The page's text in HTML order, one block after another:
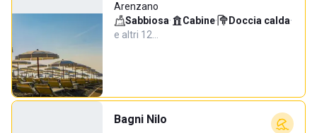
Arenzano
Sabbiosa· Cabine· Doccia calda·
e altri 12…
Bagni Nilo